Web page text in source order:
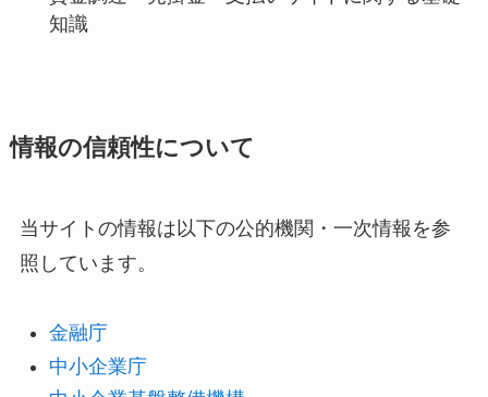
知識
情報の信頼性について
当サイトの情報は以下の公的機関・一次情報を参
照しています。
金融庁
中小企業庁